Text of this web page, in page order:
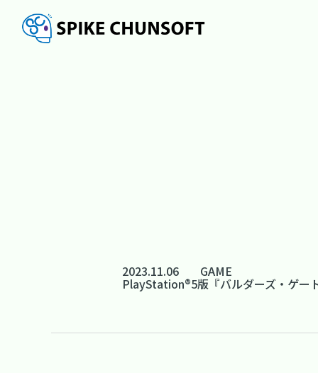
2023.11.06 GAME
PlayStation®5版『バルダーズ・ゲー